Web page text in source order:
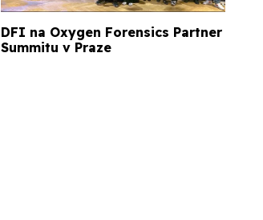
DFI na Oxygen Forensics Partner
Summitu v Praze